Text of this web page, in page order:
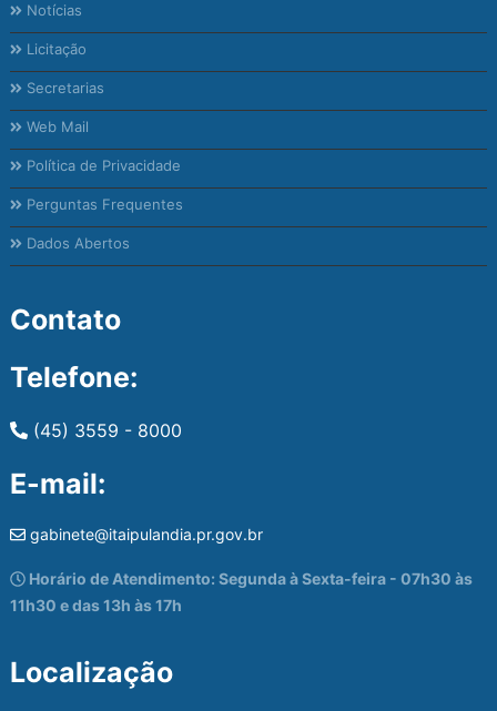
Notícias
Licitação
Secretarias
Web Mail
Política de Privacidade
Perguntas Frequentes
Dados Abertos
Contato
Telefone:
(45) 3559 - 8000
E-mail:
gabinete@itaipulandia.pr.gov.br
Horário de Atendimento: Segunda à Sexta-feira - 07h30 às
11h30 e das 13h às 17h
Localização